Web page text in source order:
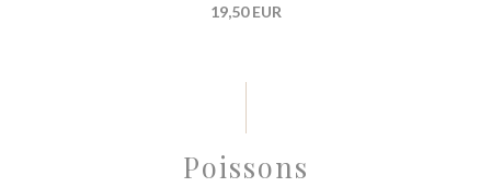
19,50 EUR
Poissons